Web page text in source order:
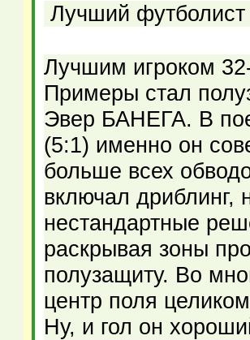
Лучший
Лучшим игроком
Примеры стал
Эвер БАНЕГА. В
(5:1) именно он
больше всех
включал дриблинг,
нестандартные
раскрывая зоны
полузащиту. Во
центр поля
Ну, и гол он